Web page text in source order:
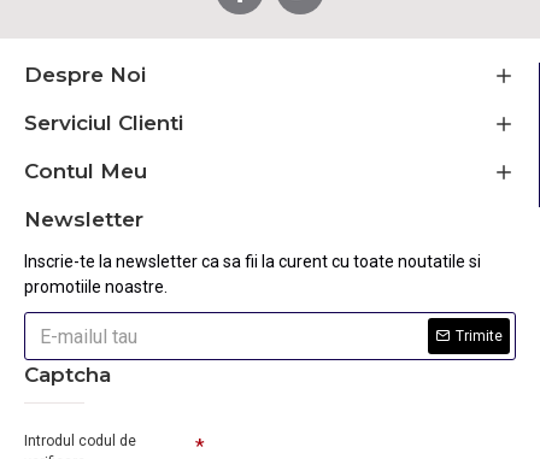
Despre Noi
Serviciul Clienti
Contul Meu
Newsletter
Inscrie-te la newsletter ca sa fii la curent cu toate noutatile si
promotiile noastre.
Trimite
Captcha
Introdul codul de